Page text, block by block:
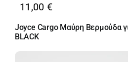
11,00 €
Joyce Cargo Μαύρη Βερμούδα
BLACK